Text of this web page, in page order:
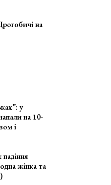
на
у
на 10-
і
жінка та